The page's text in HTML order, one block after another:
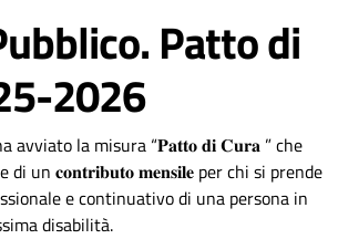
Patto di
2026
notizia
avviato la misura “𝐏𝐚𝐭𝐭𝐨 𝐝𝐢 𝐂𝐮𝐫𝐚 ” che
di un 𝐜𝐨𝐧𝐭𝐫𝐢𝐛𝐮𝐭𝐨 𝐦𝐞𝐧𝐬𝐢𝐥𝐞 per chi si prende
e continuativo di una persona in
disabilità.